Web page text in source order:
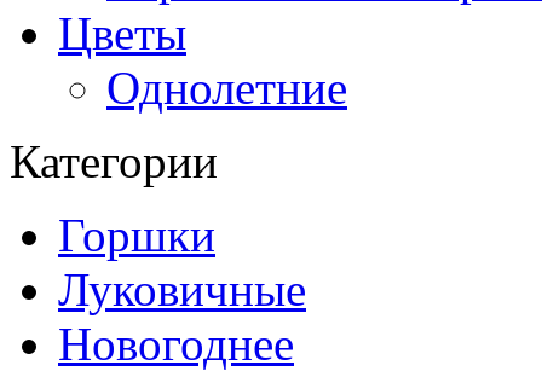
Цветы
Однолетние
Категории
Горшки
Луковичные
Новогоднее